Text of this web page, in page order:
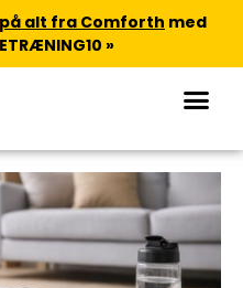
på alt fra Comforth med
»